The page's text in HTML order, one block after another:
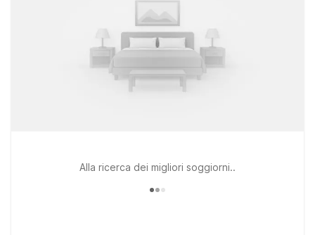
Alla ricerca dei migliori soggiorni..